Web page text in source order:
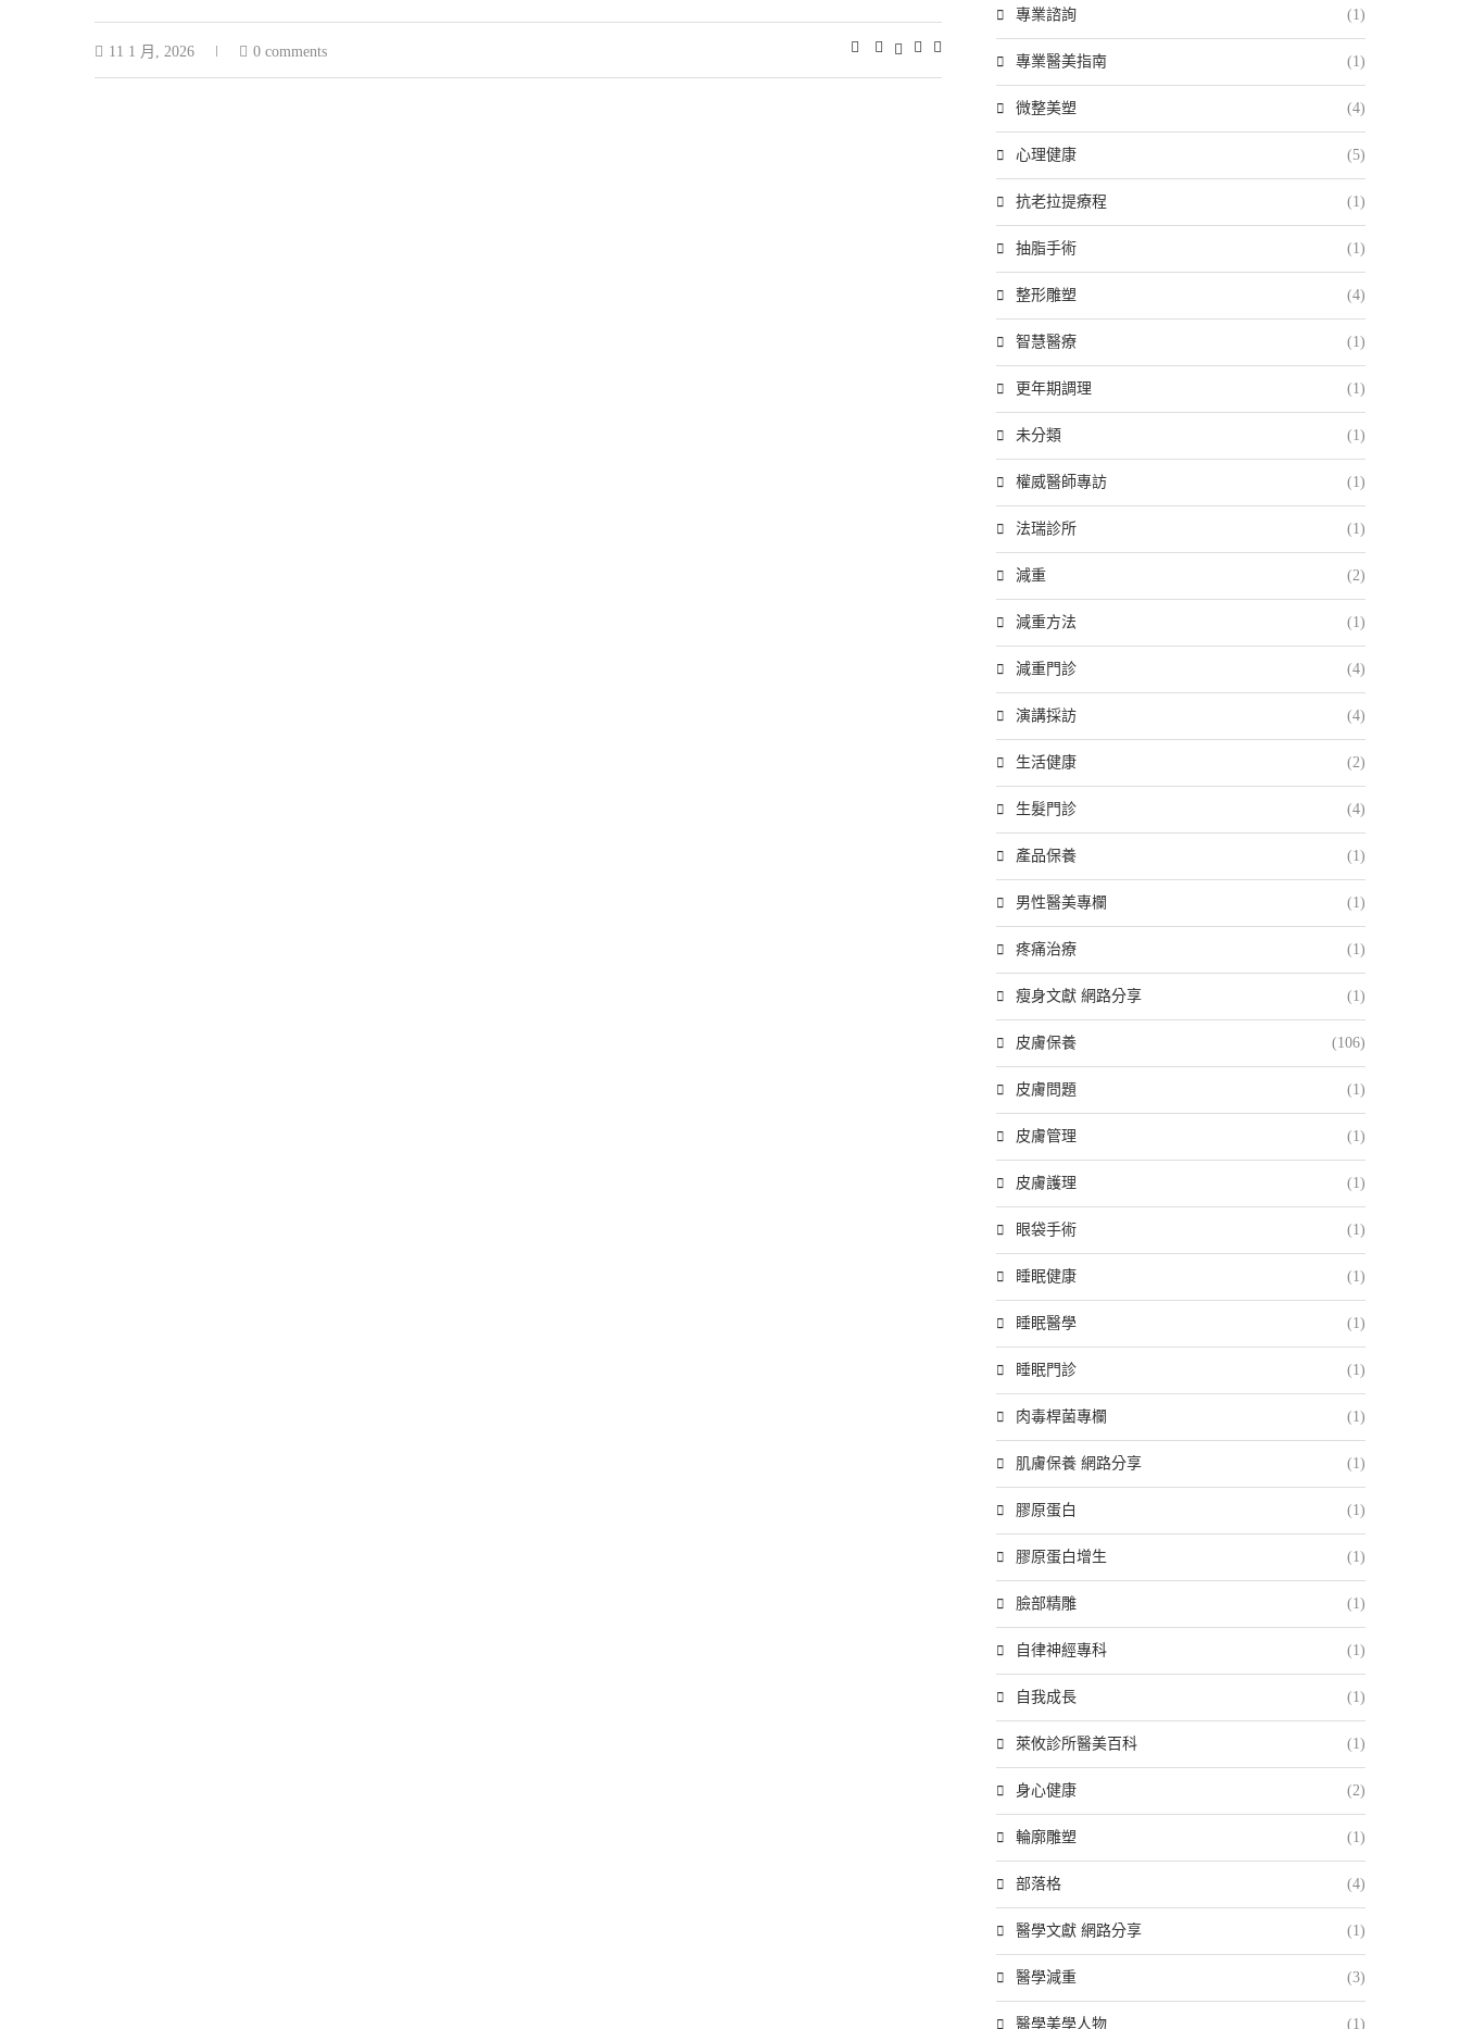
11 1 月, 2026 0 comments
專業諮詢 (1)
專業醫美指南 (1)
微整美塑 (4)
心理健康 (5)
抗老拉提療程 (1)
抽脂手術 (1)
整形雕塑 (4)
智慧醫療 (1)
更年期調理 (1)
未分類 (1)
權威醫師專訪 (1)
法瑞診所 (1)
減重 (2)
減重方法 (1)
減重門診 (4)
演講採訪 (4)
生活健康 (2)
生髮門診 (4)
產品保養 (1)
男性醫美專欄 (1)
疼痛治療 (1)
瘦身文獻 網路分享 (1)
皮膚保養 (106)
皮膚問題 (1)
皮膚管理 (1)
皮膚護理 (1)
眼袋手術 (1)
睡眠健康 (1)
睡眠醫學 (1)
睡眠門診 (1)
肉毒桿菌專欄 (1)
肌膚保養 網路分享 (1)
膠原蛋白 (1)
膠原蛋白增生 (1)
臉部精雕 (1)
自律神經專科 (1)
自我成長 (1)
萊攸診所醫美百科 (1)
身心健康 (2)
輪廓雕塑 (1)
部落格 (4)
醫學文獻 網路分享 (1)
醫學減重 (3)
醫學美學人物 (1)